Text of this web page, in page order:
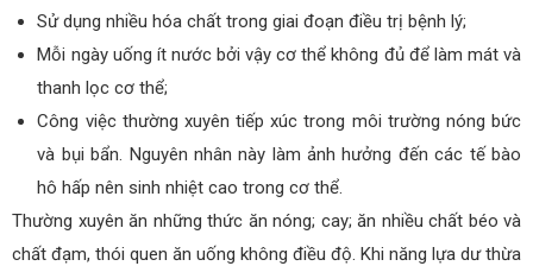
Sử dụng nhiều hóa chất trong giai đoạn điều trị bệnh lý;
Mỗi ngày uống ít nước bởi vậy cơ thể không đủ để làm mát và
thanh lọc cơ thể;
Công việc thường xuyên tiếp xúc trong môi trường nóng bức
và bụi bẩn. Nguyên nhân này làm ảnh hưởng đến các tế bào
hô hấp nên sinh nhiệt cao trong cơ thể.
Thường xuyên ăn những thức ăn nóng; cay; ăn nhiều chất béo và
chất đạm, thói quen ăn uống không điều độ. Khi năng lựa dư thừa